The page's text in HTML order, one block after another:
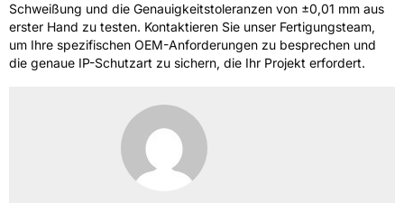
Schweißung und die Genauigkeitstoleranzen von ±0,01 mm aus
erster Hand zu testen. Kontaktieren Sie unser Fertigungsteam,
um Ihre spezifischen OEM-Anforderungen zu besprechen und
die genaue IP-Schutzart zu sichern, die Ihr Projekt erfordert.